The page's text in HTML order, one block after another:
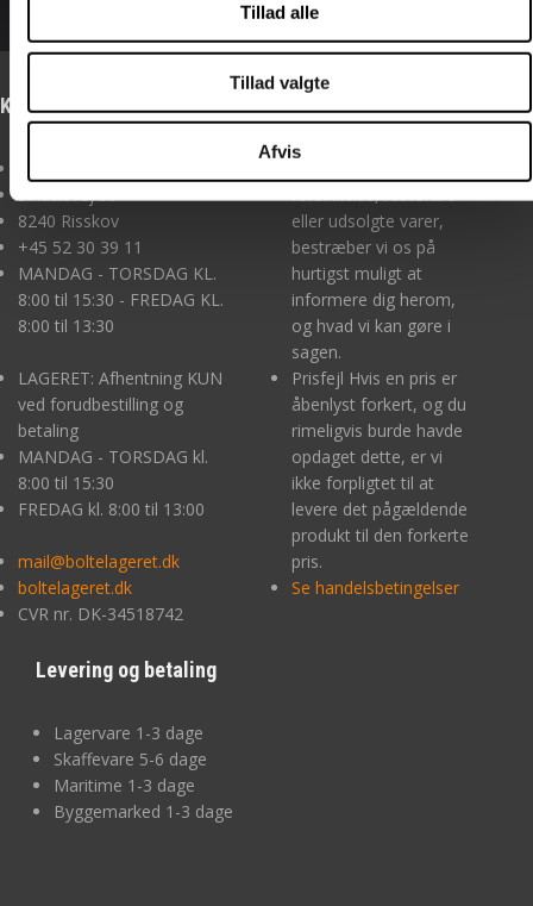
Tillad alle
Tillad valgte
Afvis
Kontakt os
8240 Risskov
+45 52 30 39 11
MANDAG - TORSDAG KL.
8:00 til 15:30 - FREDAG KL.
8:00 til 13:30
LAGERET: Afhentning KUN
ved forudbestilling og
betaling
MANDAG - TORSDAG kl.
8:00 til 15:30
FREDAG kl. 8:00 til 13:00
mail@boltelageret.dk
boltelageret.dk
CVR nr. DK-34518742
Info om forbehold
eller udsolgte varer,
bestræber vi os på
hurtigst muligt at
informere dig herom,
og hvad vi kan gøre i
sagen.
Prisfejl Hvis en pris er
åbenlyst forkert, og du
rimeligvis burde havde
opdaget dette, er vi
ikke forpligtet til at
levere det pågældende
produkt til den forkerte
pris.
Se handelsbetingelser
Levering og betaling
Lagervare 1-3 dage
Skaffevare 5-6 dage
Maritime 1-3 dage
Byggemarked 1-3 dage